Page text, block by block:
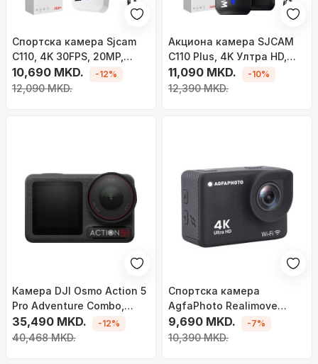
Спортска камера Sjcam
C110, 4K 30FPS, 20MP,
бела
10,690 MKD.
12,090 MKD.
-12%
Акциона камера SJCAM
C110 Plus, 4K Ултра HD,
20MP, црна
11,090 MKD.
12,390 MKD.
-10%
Камера DJI Osmo Action 5
Pro Adventure Combo,
црна боја
35,490 MKD.
40,468 MKD.
-12%
Спортска камера
AgfaPhoto Realimove
AC9000, 4K Ultra HD, Wi‑Fi,
црна
9,690 MKD.
10,390 MKD.
-7%